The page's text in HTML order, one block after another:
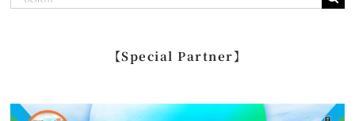
【Special Partner】